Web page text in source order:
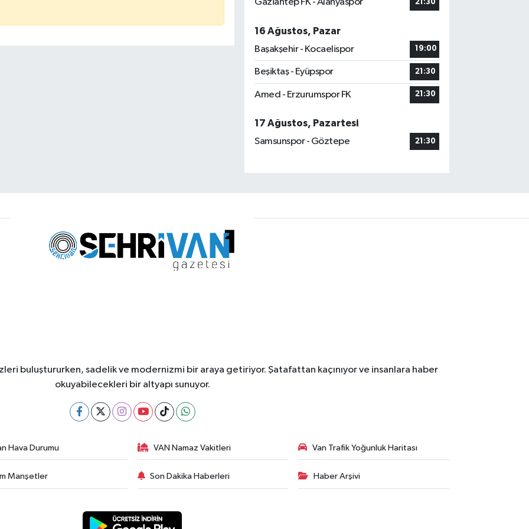
Gaziantep FK - Alanyaspor 21:30
16 Ağustos, Pazar
Başakşehir - Kocaelispor
19:00
Beşiktaş - Eyüpspor 21:30
Amed - Erzurumspor FK 21:30
17 Ağustos, Pazartesi
Samsunspor - Göztepe
21:30
buluştururken, sadelik ve modernizmi bir araya getiriyor. Şatafattan kaçınıyor ve insanlara haber
okuyabilecekleri bir altyapı sunuyor.
Hava Durumu VAN Namaz Vakitleri Van Trafik Yoğunluk Haritası
Manşetler Son Dakika Haberleri Haber Arşivi